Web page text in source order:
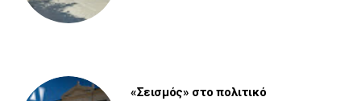
«Σεισμός» στο πολιτικό